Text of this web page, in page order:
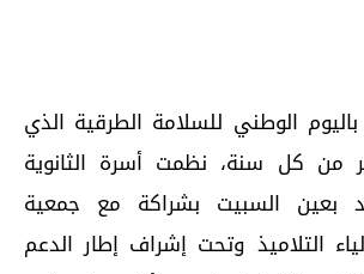
باليوم الوطني للسلامة الطرقية الذي
18 فبراير من كل سنة، نظمت أسرة الثانوية
بعين السبيت بشراكة مع جمعية
التلاميذ وتحت إشراف إطار الدعم